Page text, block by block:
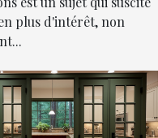
de votre
énergétique
plus d'intérêt, non